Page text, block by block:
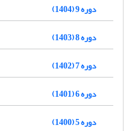
دوره 9 (1404)
دوره 8 (1403)
دوره 7 (1402)
دوره 6 (1401)
دوره 5 (1400)